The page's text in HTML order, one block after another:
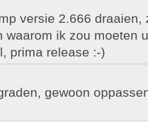
versie 2.666
waarom ik zou moeten
prima release :-)
gewoon